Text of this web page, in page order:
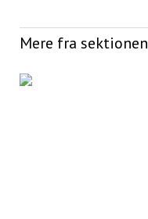
Mere fra sektionen